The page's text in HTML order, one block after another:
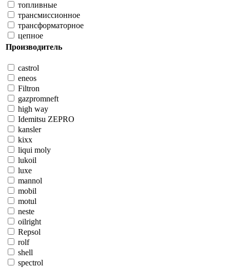
топливные
трансмиссионное
трансформаторное
цепное
Производитель
castrol
eneos
Filtron
gazpromneft
high way
Idemitsu ZEPRO
kansler
kixx
liqui moly
lukoil
luxe
mannol
mobil
motul
neste
oilright
Repsol
rolf
shell
spectrol